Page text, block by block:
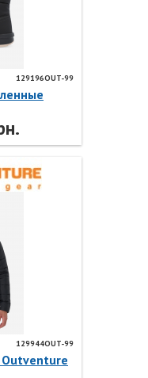
129196OUT-99
129944OUT-99
Outventure